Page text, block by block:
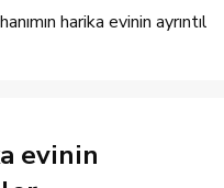
evinin